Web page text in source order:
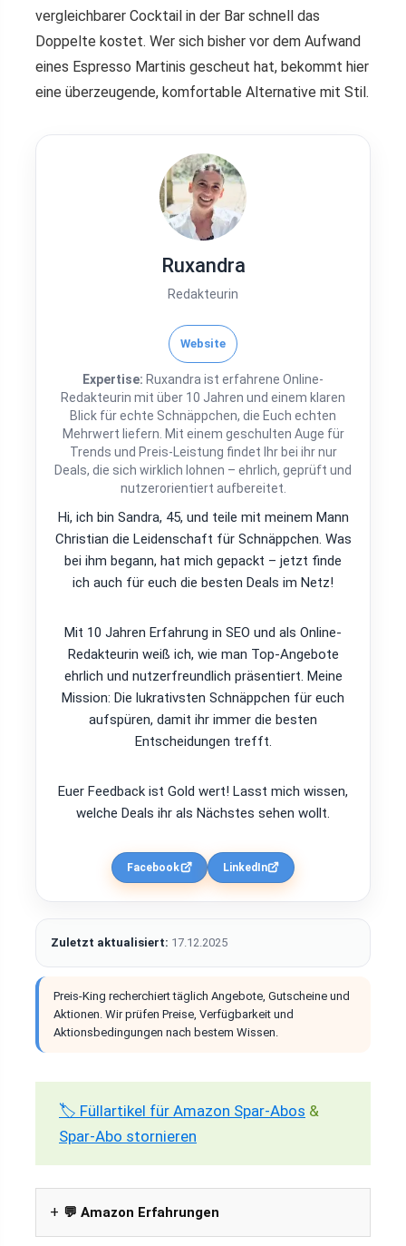
vergleichbarer Cocktail in der Bar schnell das
Doppelte kostet. Wer sich bisher vor dem Aufwand
eines Espresso Martinis gescheut hat, bekommt hier
eine überzeugende, komfortable Alternative mit Stil.
Ruxandra
Redakteurin
Website
Expertise: Ruxandra ist erfahrene Online-
Redakteurin mit über 10 Jahren und einem klaren
Blick für echte Schnäppchen, die Euch echten
Mehrwert liefern. Mit einem geschulten Auge für
Trends und Preis-Leistung findet Ihr bei ihr nur
Deals, die sich wirklich lohnen – ehrlich, geprüft und
nutzerorientiert aufbereitet.
Hi, ich bin Sandra, 45, und teile mit meinem Mann
Christian die Leidenschaft für Schnäppchen. Was
bei ihm begann, hat mich gepackt – jetzt finde
ich auch für euch die besten Deals im Netz!
Mit 10 Jahren Erfahrung in SEO und als Online-
Redakteurin weiß ich, wie man Top-Angebote
ehrlich und nutzerfreundlich präsentiert. Meine
Mission: Die lukrativsten Schnäppchen für euch
aufspüren, damit ihr immer die besten
Entscheidungen trefft.
Euer Feedback ist Gold wert! Lasst mich wissen,
welche Deals ihr als Nächstes sehen wollt.
Facebook LinkedIn
Zuletzt aktualisiert: 17.12.2025
Preis-King recherchiert täglich Angebote, Gutscheine und
Aktionen. Wir prüfen Preise, Verfügbarkeit und
Aktionsbedingungen nach bestem Wissen.
🏷️ Füllartikel für Amazon Spar-Abos &
Spar-Abo stornieren
💬 Amazon Erfahrungen